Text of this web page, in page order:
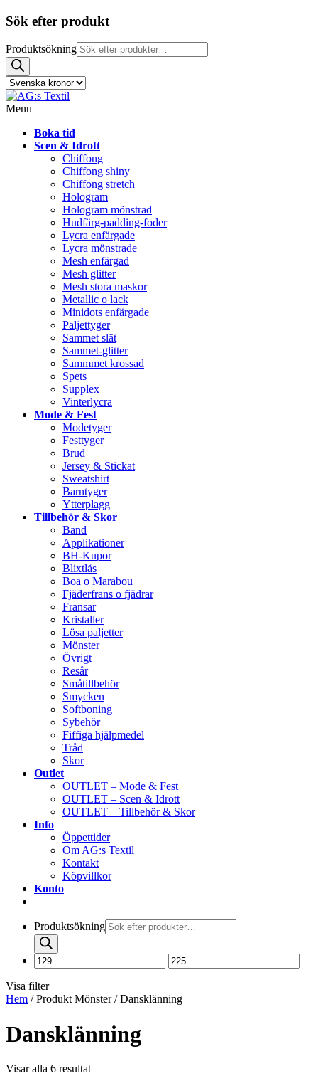
Sök efter produkt
Produktsökning
Menu
Boka tid
Scen & Idrott
Chiffong
Chiffong shiny
Chiffong stretch
Hologram
Hologram mönstrad
Hudfärg-padding-foder
Lycra enfärgade
Lycra mönstrade
Mesh enfärgad
Mesh glitter
Mesh stora maskor
Metallic o lack
Minidots enfärgade
Paljettyger
Sammet slät
Sammet-glitter
Sammmet krossad
Spets
Supplex
Vinterlycra
Mode & Fest
Modetyger
Festtyger
Brud
Jersey & Stickat
Sweatshirt
Barntyger
Ytterplagg
Tillbehör & Skor
Band
Applikationer
BH-Kupor
Blixtlås
Boa o Marabou
Fjäderfrans o fjädrar
Fransar
Kristaller
Lösa paljetter
Mönster
Övrigt
Resår
Småtillbehör
Smycken
Softboning
Sybehör
Fiffiga hjälpmedel
Tråd
Skor
Outlet
OUTLET – Mode & Fest
OUTLET – Scen & Idrott
OUTLET – Tillbehör & Skor
Info
Öppettider
Om AG:s Textil
Kontakt
Köpvillkor
Konto
Produktsökning
Visa filter
Hem / Produkt Mönster / Dansklänning
Dansklänning
Visar alla 6 resultat